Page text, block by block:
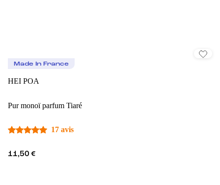
Made In France
HEI POA
Pur monoï parfum Tiaré
17 avis
11,50 €